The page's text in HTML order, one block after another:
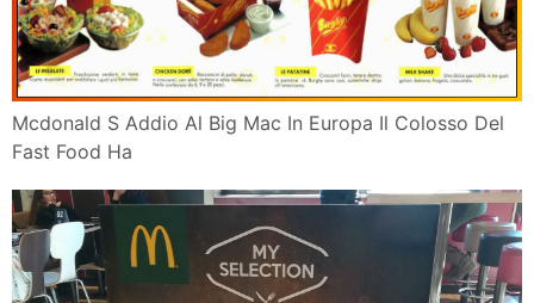
Mcdonald S Addio Al Big Mac In Europa Il Colosso Del
Fast Food Ha